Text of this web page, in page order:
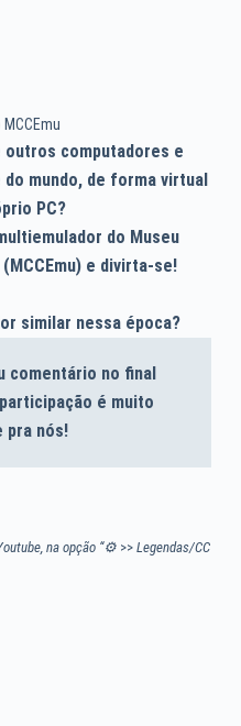
MCCEmu
computadores e
mundo, de forma virtual
PC?
do Museu
e divirta-se!
similar nessa época?
comentário no final
é muito
pra nós!
na opção “⚙>> Legendas/CC